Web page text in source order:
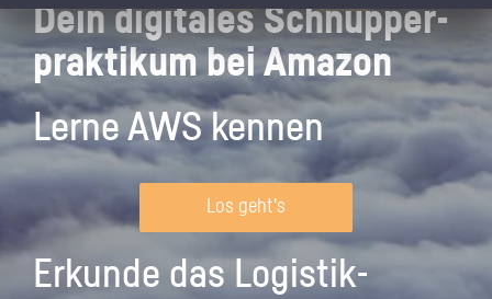
Dein digitales Schnupper­
praktikum bei Amazon
Lerne AWS kennen
Los geht's
Erkunde das Logistik­